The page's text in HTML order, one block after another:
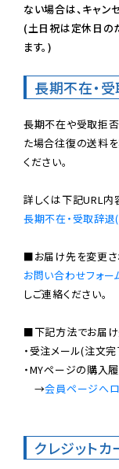
ない場合は、キャン
(土日祝は定休日の
ます。)
長期不在・
長期不在や受取拒
た場合往復の送料
ください。
長期不在・受取辞
お問い合わせフォー
しご連絡ください。
■下記方法でお届け
・受注メール(注文
・MYページの購入
→会員ページへ
クレジット